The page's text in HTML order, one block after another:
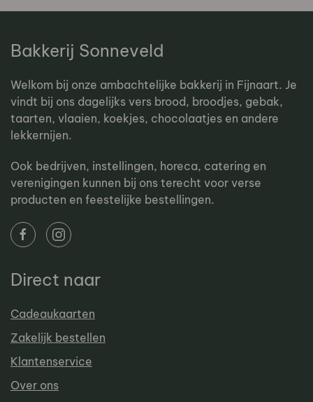
Bakkerij Sonneveld
Welkom bij onze ambachtelijke bakkerij in Fijnaart. Je
vindt bij ons dagelijks vers brood, broodjes, gebak,
taarten, vlaaien, koekjes, chocolaatjes en andere
lekkernijen.
Ook bedrijven, instellingen, horeca, catering en
verenigingen kunnen bij ons terecht voor verse
producten en feestelijke bestellingen.
Direct naar
Cadeaukaarten
Zakelijk bestellen
Klantenservice
Over ons